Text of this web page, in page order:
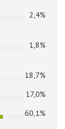
2,4%
1,8%
18,7%
17,0%
60,1%